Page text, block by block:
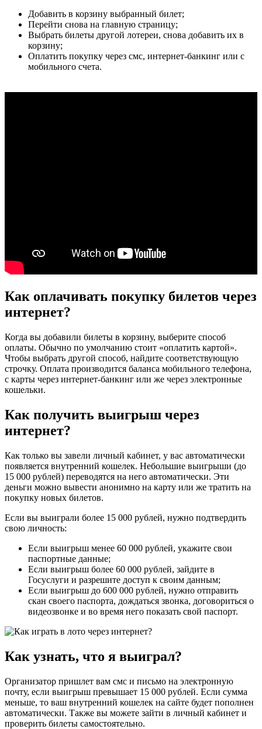
Добавить в корзину выбранный билет;
Перейти снова на главную страницу;
Выбрать билеты другой лотереи, снова добавить их в
корзину;
Оплатить покупку через смс, интернет-банкинг или с
мобильного счета.
Как оплачивать покупку билетов через
интернет?
Когда вы добавили билеты в корзину, выберите способ
оплаты. Обычно по умолчанию стоит «оплатить картой».
Чтобы выбрать другой способ, найдите соответствующую
строчку. Оплата производится баланса мобильного телефона,
с карты через интернет-банкинг или же через электронные
кошельки.
Как получить выигрыш через
интернет?
Как только вы завели личный кабинет, у вас автоматически
появляется внутренний кошелек. Небольшие выигрыши (до
15 000 рублей) переводятся на него автоматически. Эти
деньги можно вывести анонимно на карту или же тратить на
покупку новых билетов.
Если вы выиграли более 15 000 рублей, нужно подтвердить
свою личность:
Если выигрыш менее 60 000 рублей, укажите свои
паспортные данные;
Если выигрыш более 60 000 рублей, зайдите в
Госуслуги и разрешите доступ к своим данным;
Если выигрыш до 600 000 рублей, нужно отправить
скан своего паспорта, дождаться звонка, договориться о
видеозвонке и во время него показать свой паспорт.
Как узнать, что я выиграл?
Организатор пришлет вам смс и письмо на электронную
почту, если выигрыш превышает 15 000 рублей. Если сумма
меньше, то ваш внутренний кошелек на сайте будет пополнен
автоматически. Также вы можете зайти в личный кабинет и
проверить билеты самостоятельно.